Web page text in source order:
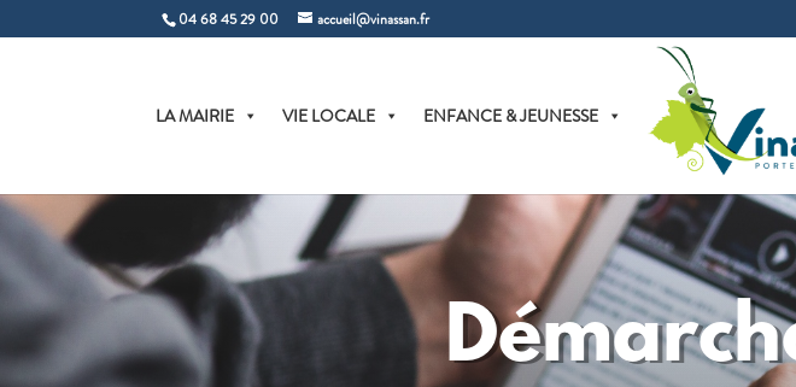
04 68 45 29 00 accueil@vinassan.fr
LA MAIRIE VIE LOCALE ENFANCE & JEUNESSE